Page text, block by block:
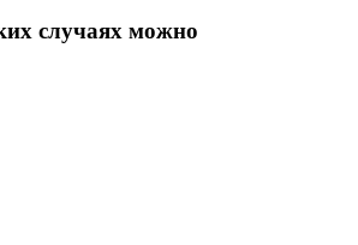
случаях можно